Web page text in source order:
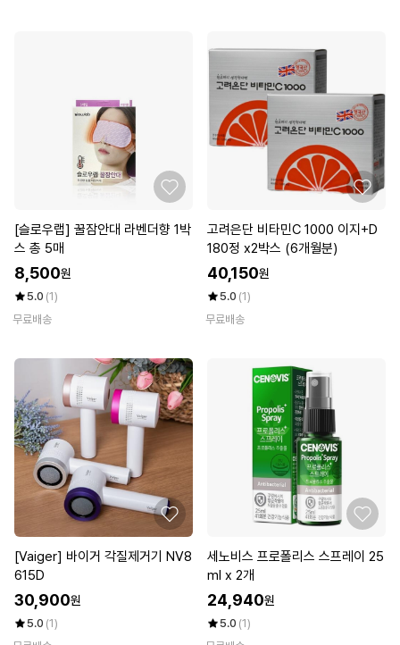
[슬로우랩] 꿀잠안대 라벤더향 1박
스 총 5매
8,500원
5.0 (1)
무료배송
고려은단 비타민C 1000 이지+D
180정 x2박스 (6개월분)
40,150원
5.0 (1)
무료배송
[Vaiger] 바이거 각질제거기 NV8
615D
30,900원
5.0 (1)
세노비스 프로폴리스 스프레이 25
ml x 2개
24,940원
5.0 (1)